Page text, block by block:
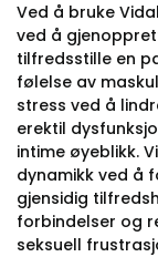
Ved å bruke
ved å
tilfredsstille en
følelse av
stress ved å
erektil
intime øyeblikk.
dynamikk ved å
gjensidig
forbindelser og
seksuell